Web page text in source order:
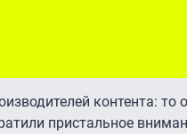
контента: то
пристальное